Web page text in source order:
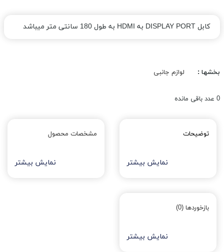
کابل DISPLAY PORT به HDMI به طول 180 سانتی متر میباشد
بخشها : لوازم جانبی
0 عدد باقی مانده
توضیحات
نمایش بیشتر
مشخصات محصول
نمایش بیشتر
بازخوردها (0)
نمایش بیشتر